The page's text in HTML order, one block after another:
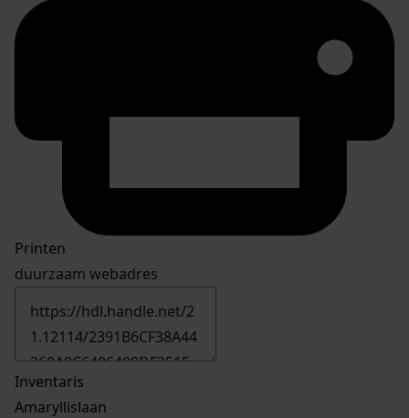
Printen
duurzaam webadres
Inventaris
Amaryllislaan